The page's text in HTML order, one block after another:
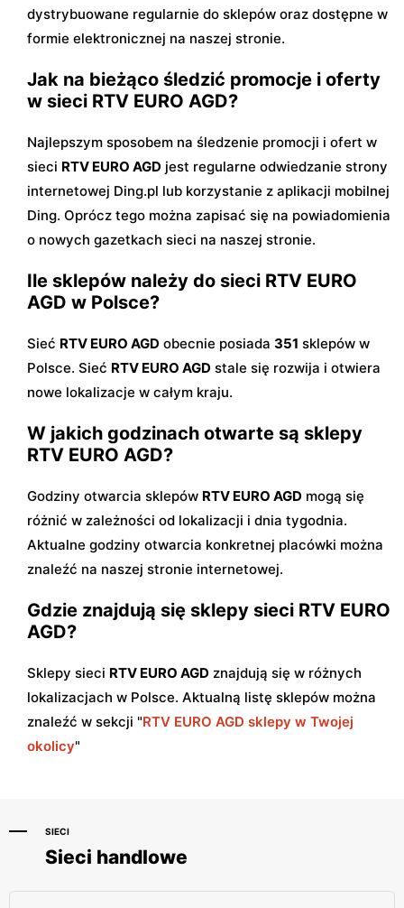
dystrybuowane regularnie do sklepów oraz dostępne w
formie elektronicznej na naszej stronie.
Jak na bieżąco śledzić promocje i oferty
w sieci RTV EURO AGD?
Najlepszym sposobem na śledzenie promocji i ofert w
sieci RTV EURO AGD jest regularne odwiedzanie strony
internetowej Ding.pl lub korzystanie z aplikacji mobilnej
Ding. Oprócz tego można zapisać się na powiadomienia
o nowych gazetkach sieci na naszej stronie.
Ile sklepów należy do sieci RTV EURO
AGD w Polsce?
Sieć RTV EURO AGD obecnie posiada 351 sklepów w
Polsce. Sieć RTV EURO AGD stale się rozwija i otwiera
nowe lokalizacje w całym kraju.
W jakich godzinach otwarte są sklepy
RTV EURO AGD?
Godziny otwarcia sklepów RTV EURO AGD mogą się
różnić w zależności od lokalizacji i dnia tygodnia.
Aktualne godziny otwarcia konkretnej placówki można
znaleźć na naszej stronie internetowej.
Gdzie znajdują się sklepy sieci RTV EURO
AGD?
Sklepy sieci RTV EURO AGD znajdują się w różnych
lokalizacjach w Polsce. Aktualną listę sklepów można
znaleźć w sekcji "RTV EURO AGD sklepy w Twojej
okolicy"
SIECI
Sieci handlowe